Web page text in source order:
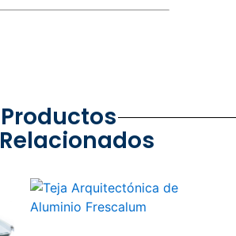
Productos
Relacionados